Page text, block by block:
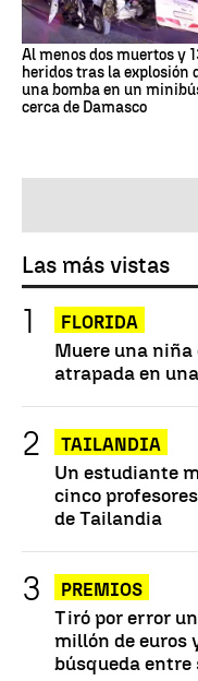
Al menos dos muertos y
heridos tras la explosión
una bomba en un
cerca de Damasco
Las más vistas
FLORIDA
Muere una
atrapada en
TAILANDIA
Un estudiante
cinco
de Tailandia
PREMIOS
Tiró por error
millón de euros
búsqueda entre